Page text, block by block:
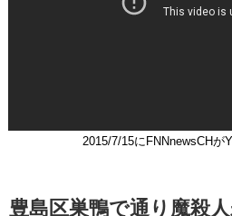
2015/7/15にFNNnewsCHが
豊島区巣鴨で通り魔殺